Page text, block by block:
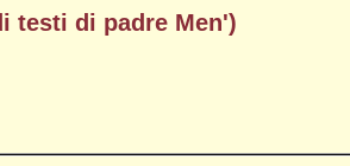
testi di padre Men')